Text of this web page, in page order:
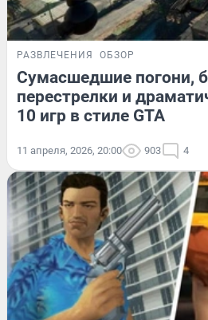
РАЗВЛЕЧЕНИЯ ОБЗОР
Сумасшедшие погони,
перестрелки и
10 игр в стиле GTA
11 апреля, 2026, 20:00 903 4